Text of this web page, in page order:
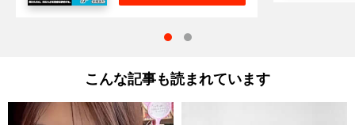
こんな記事も読まれています